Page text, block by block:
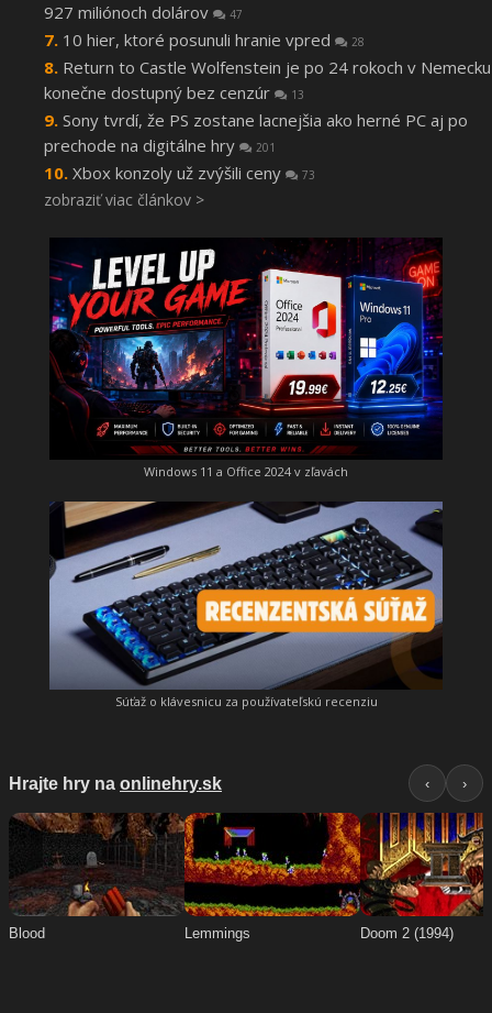
927 miliónoch dolárov
47
10 hier, ktoré posunuli hranie vpred 28
Return to Castle Wolfenstein je po 24 rokoch v Nemecku
konečne dostupný bez cenzúr
13
Sony tvrdí, že PS zostane lacnejšia ako herné PC aj po
prechode na digitálne hry
201
Xbox konzoly už zvýšili ceny 73
zobraziť viac článkov >
Windows 11 a Office 2024 v zľavách
Súťaž o klávesnicu za používateľskú recenziu